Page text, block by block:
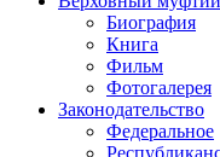
Биография
Книга
Фильм
Фотогалерея
Законодательство
Федеральное